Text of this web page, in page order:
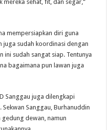
mereka sehat, fit, dan segar,”
mempersiapkan diri guna
juga sudah koordinasi dengan
ini sudah sangat siap. Tentunya
bagaimana pun lawan juga
Sanggau juga dilengkapi
Sanggau, Burhanuddin
dewan, namun